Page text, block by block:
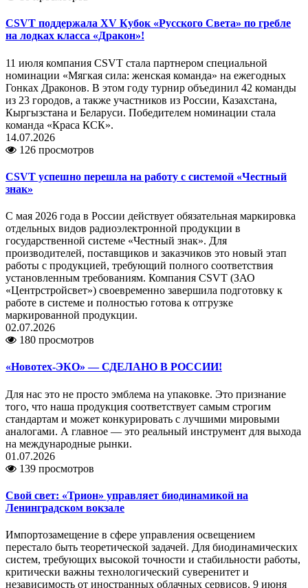
CSVT поддержала XV Кубок «Русского Света» по гребле
на лодках класса «Дракон»!
11 июля компания CSVT стала партнером специальной
номинации «Мягкая сила: женская команда» на ежегодных
Гонках Драконов. В этом году турнир объединил 42 команды
из 23 городов, а также участников из России, Казахстана,
Кыргызстана и Беларуси. Победителем номинации стала
команда «Краса КСК».
14.07.2026
126 просмотров
CSVT успешно перешла на работу с системой «Честный
знак»
С мая 2026 года в России действует обязательная маркировка
отдельных видов радиоэлектронной продукции в
государственной системе «Честный знак». Для
производителей, поставщиков и заказчиков это новый этап
работы с продукцией, требующий полного соответствия
установленным требованиям. Компания CSVT (ЗАО
«Центрстройсвет») своевременно завершила подготовку к
работе в системе и полностью готова к отгрузке
маркированной продукции.
02.07.2026
180 просмотров
«Новотех-ЭКО» — СДЕЛАНО В РОССИИ!
Для нас это не просто эмблема на упаковке. Это признание
того, что наша продукция соответствует самым строгим
стандартам и может конкурировать с лучшими мировыми
аналогами. А главное — это реальный инструмент для выхода
на международные рынки.
01.07.2026
139 просмотров
Свой свет: «Трион» управляет биодинамикой на
Ленинградском вокзале
Импортозамещение в сфере управления освещением
перестало быть теоретической задачей. Для биодинамических
систем, требующих высокой точности и стабильности работы,
критически важны технологический суверенитет и
независимость от иностранных облачных сервисов. 9 июня